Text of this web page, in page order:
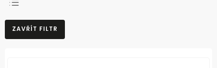
NEJPRODÁVANĚJŠÍ
NEJLEVNĚJŠÍ
ZAVŘÍT FILTR